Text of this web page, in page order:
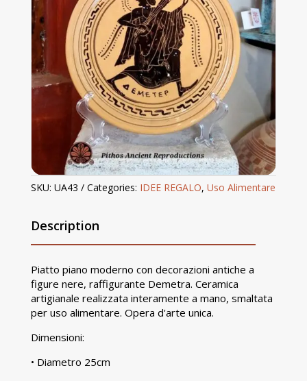
Description
Piatto piano moderno con decorazioni antiche a
figure nere, raffigurante Demetra. Ceramica
artigianale realizzata interamente a mano, smaltata
per uso alimentare. Opera d'arte unica.
Dimensioni:
• Diametro 25cm
SKU: UA43 Categories: IDEE REGALO, Uso Alimentare